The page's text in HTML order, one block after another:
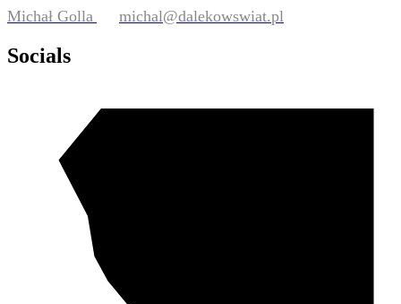
Michał Golla michal@dalekowswiat.pl
Socials